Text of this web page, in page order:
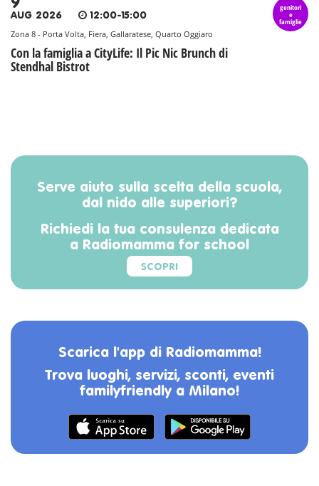
AUG 2026 12:00-15:00
Zona 8 - Porta Volta, Fiera, Gallaratese, Quarto Oggiaro
Con la famiglia a CityLife: Il Pic Nic Brunch di
Stendhal Bistrot
genitori
e
famiglie
Serve aiuto sulla scelta della scuola,
dal nido alle superiori?
Richiedi la tua consulenza dedicata
a Radiomamma for school
SCOPRI
Scarica l'app di Radiomamma!
Trova luoghi, servizi, sconti, eventi
familyfriendly a Milano!